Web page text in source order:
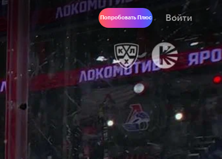
Попробовать Плюс Войти